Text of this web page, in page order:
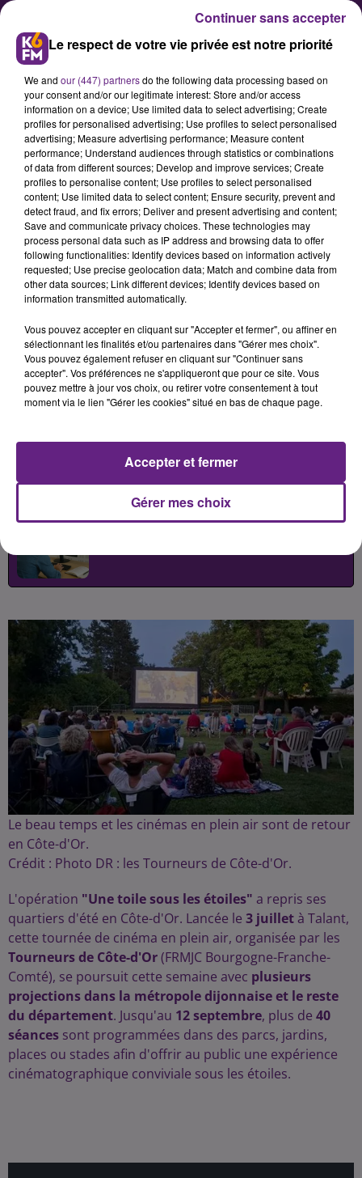
Côte-d’Or : découvrez les séances
de cinéma en plein air proches
de chez vous
Après un lancement réussi la
semaine dernière, la tournée
estivale des Tourneurs de Côte-d'Or
Chambertin, Dijon, Chazeuil,
Selongey et Auxonne cette
semaine. Retrouvez toutes les
informations sur des séances de
vous.
Publié : 7 juillet 2026 à 12h45 par
Léon Charpenay-Redacteur Web
Le beau temps et les cinémas en plein air sont de retour
en Côte-d'Or.
Crédit : Photo DR : les Tourneurs de Côte-d'Or.
L'opération "Une toile sous les étoiles" a repris ses
quartiers d'été en Côte-d'Or. Lancée le 3 juilletà Talant,
cette tournée de cinéma en plein air, organisée par les
Tourneurs de Côte-d'Or(FRMJC Bourgogne-Franche-
Comté), se poursuit cette semaine avec plusieurs
projections dans la métropole dijonnaise et le reste
du département. Jusqu'au 12 septembre, plus de 40
séances sont programmées dans des parcs, jardins,
places ou stades afin d'offrir au public une expérience
cinématographique conviviale sous les étoiles.
Le respect de votre vie privée est notre priorité
We and our (447) partnersdo the following data processing based on
your consent and/or our legitimate interest: Store and/or access
information on a device; Use limited data to select advertising; Create
profiles for personalised advertising; Use profiles to select personalised
advertising; Measure advertising performance; Measure content
performance; Understand audiences through statistics or combinations
of data from different sources; Develop and improve services; Create
profiles to personalise content; Use profiles to select personalised
content; Use limited data to select content; Ensure security, prevent and
detect fraud, and fix errors; Deliver and present advertising and content;
Save and communicate privacy choices. These technologies may
process personal data such as IP address and browsing data to offer
following functionalities: Identify devices based on information actively
requested; Use precise geolocation data; Match and combine data from
other data sources; Link different devices; Identify devices based on
information transmitted automatically.
Vous pouvez accepter en cliquant sur "Accepter et fermer", ou affiner en
sélectionnant les finalités et/ou partenaires dans "Gérer mes choix".
Vous pouvez également refuser en cliquant sur "Continuer sans
accepter". Vos préférences ne s'appliqueront que pour ce site. Vous
pouvez mettre à jour vos choix, ou retirer votre consentement à tout
moment via le lien "Gérer les cookies" situé en bas de chaque page.
Gérer mes choix
Accepter et fermer
Continuer sans accepter